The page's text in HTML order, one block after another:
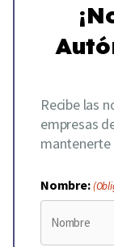
Recibe las
empresas
mantenerte
Nombre: